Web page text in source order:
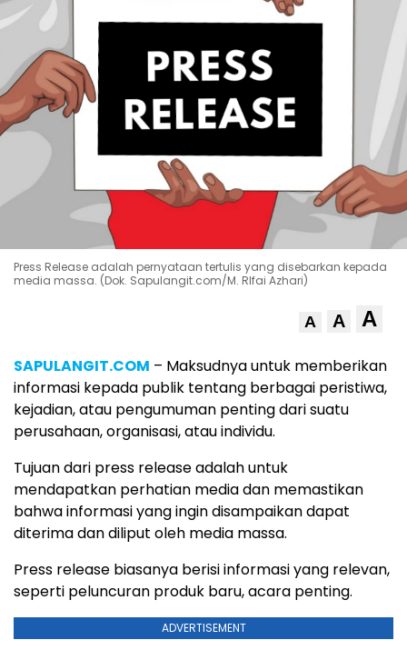
Press Release adalah pernyataan tertulis yang disebarkan kepada
media massa. (Dok. Sapulangit.com/M. RIfai Azhari)
A A A
SAPULANGIT.COM – Maksudnya untuk memberikan
informasi kepada publik tentang berbagai peristiwa,
kejadian, atau pengumuman penting dari suatu
perusahaan, organisasi, atau individu.
Tujuan dari press release adalah untuk
mendapatkan perhatian media dan memastikan
bahwa informasi yang ingin disampaikan dapat
diterima dan diliput oleh media massa.
Press release biasanya berisi informasi yang relevan,
seperti peluncuran produk baru, acara penting.
ADVERTISEMENT